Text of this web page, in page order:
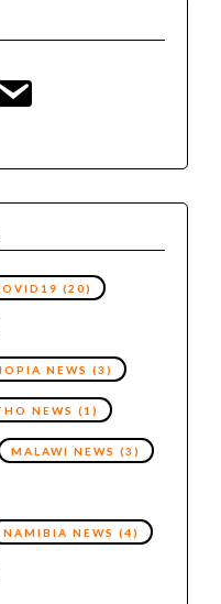
(20)
NEWS (3)
NEWS (1)
MALAWI NEWS (3)
NAMIBIA NEWS (4)